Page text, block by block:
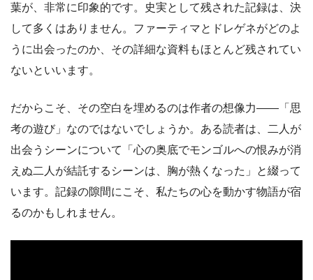
葉が、非常に印象的です。史実として残された記録は、決
して多くはありません。ファーティマとドレゲネがどのよ
うに出会ったのか、その詳細な資料もほとんど残されてい
ないといいます。
だからこそ、その空白を埋めるのは作者の想像力――「思
考の遊び」なのではないでしょうか。ある読者は、二人が
出会うシーンについて「心の奥底でモンゴルへの恨みが消
えぬ二人が結託するシーンは、胸が熱くなった」と綴って
います。記録の隙間にこそ、私たちの心を動かす物語が宿
るのかもしれません。